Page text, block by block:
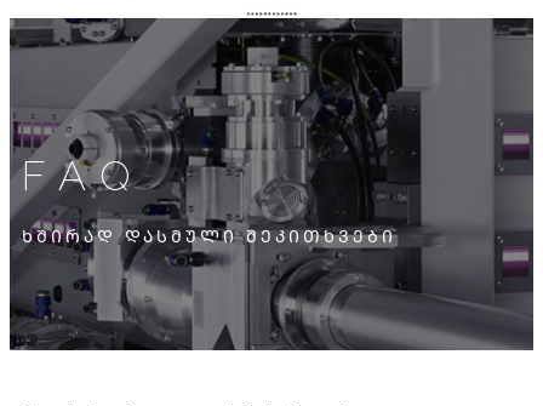
FAQ
ᲮᲨᲘᲠᲐᲓ ᲓᲐᲡᲛᲣᲚᲘ ᲨᲔᲙᲘᲗᲮᲕᲔᲑᲘ